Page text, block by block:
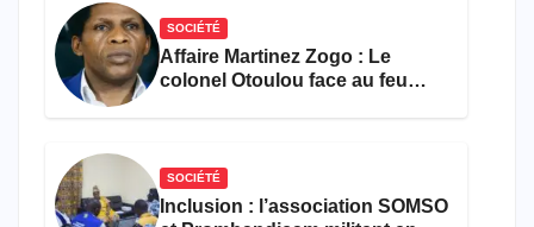
SOCIÉTÉ
Affaire Martinez Zogo : Le
colonel Otoulou face au feu
SOCIÉTÉ
Inclusion : l’association SOMSO